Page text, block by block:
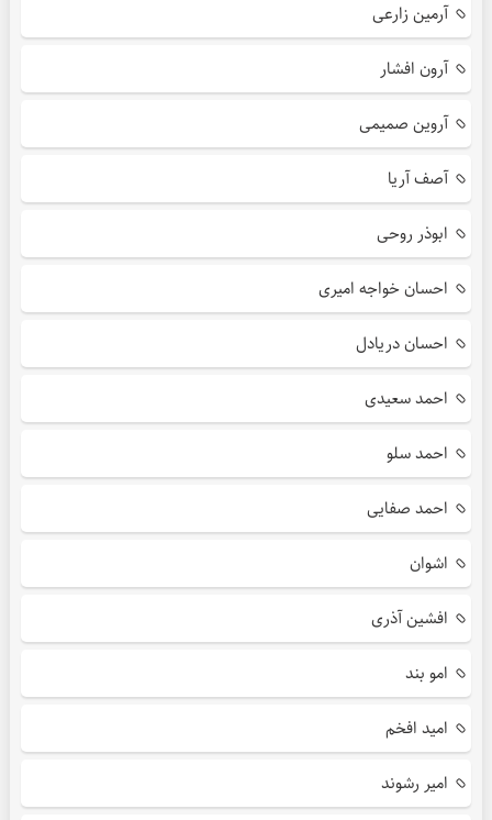
آرمین زارعی
آرون افشار
آروین صمیمی
آصف آریا
ابوذر روحی
احسان خواجه امیری
احسان دریادل
احمد سعیدی
احمد سلو
احمد صفایی
اشوان
افشین آذری
امو بند
امید افخم
امیر رشوند